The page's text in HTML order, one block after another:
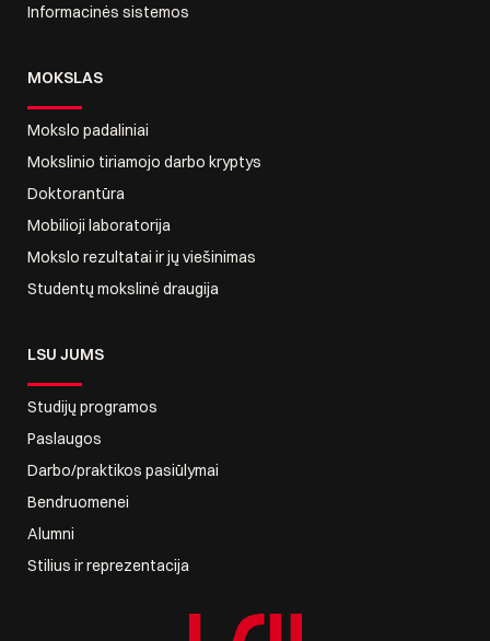
Informacinės sistemos
MOKSLAS
Mokslo padaliniai
Mokslinio tiriamojo darbo kryptys
Doktorantūra
Mobilioji laboratorija
Mokslo rezultatai ir jų viešinimas
Studentų mokslinė draugija
LSU JUMS
Studijų programos
Paslaugos
Darbo/praktikos pasiūlymai
Bendruomenei
Alumni
Stilius ir reprezentacija